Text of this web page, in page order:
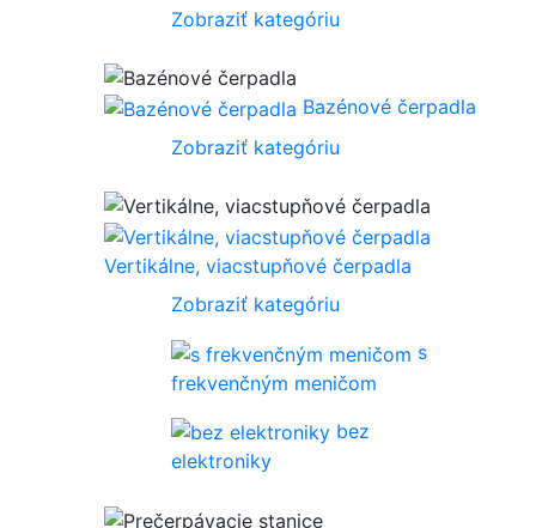
Zobraziť kategóriu
Bazénové čerpadla
Zobraziť kategóriu
Vertikálne, viacstupňové čerpadla
Zobraziť kategóriu
s
frekvenčným meničom
bez
elektroniky